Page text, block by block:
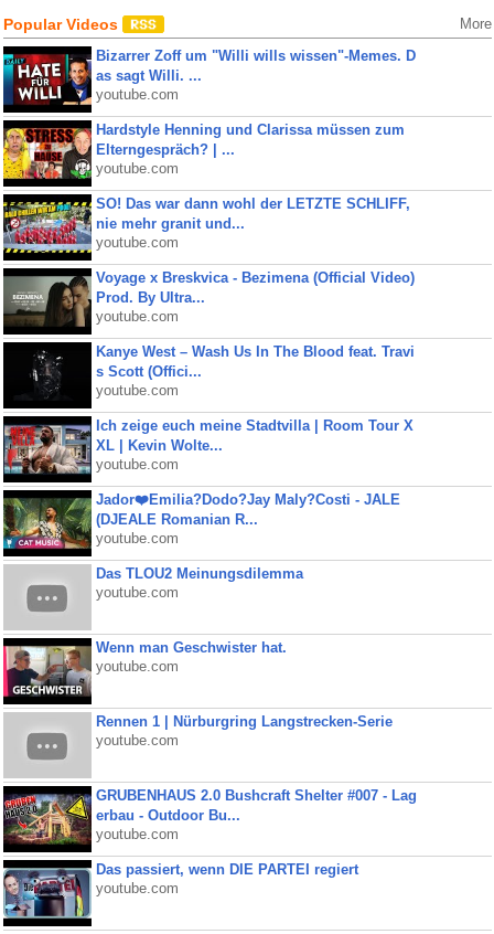
Popular Videos More
Bizarrer Zoff um "Willi wills wissen"-Memes. D
as sagt Willi. ...
youtube.com
Hardstyle Henning und Clarissa müssen zum
Elterngespräch? | ...
youtube.com
SO! Das war dann wohl der LETZTE SCHLIFF,
nie mehr granit und...
youtube.com
Voyage x Breskvica - Bezimena (Official Video)
Prod. By Ultra...
youtube.com
Kanye West – Wash Us In The Blood feat. Travi
s Scott (Offici...
youtube.com
Ich zeige euch meine Stadtvilla | Room Tour X
XL | Kevin Wolte...
youtube.com
Jador❤️Emilia?Dodo?Jay Maly?Costi - JALE
(DJEALE Romanian R...
youtube.com
Das TLOU2 Meinungsdilemma
youtube.com
Wenn man Geschwister hat.
youtube.com
Rennen 1 | Nürburgring Langstrecken-Serie
youtube.com
GRUBENHAUS 2.0 Bushcraft Shelter #007 - Lag
erbau - Outdoor Bu...
youtube.com
Das passiert, wenn DIE PARTEI regiert
youtube.com